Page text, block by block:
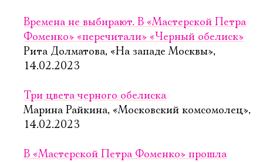
Времена не выбирают. В «Мастерской Петра
Фоменко» «перечитали» «Черный обелиск»
Рита Долматова, «На западе Москвы»,
14.02.2023
Три цвета черного обелиска
Марина Райкина, «Московский комсомолец»,
14.02.2023
В «Мастерской Петра Фоменко» прошла